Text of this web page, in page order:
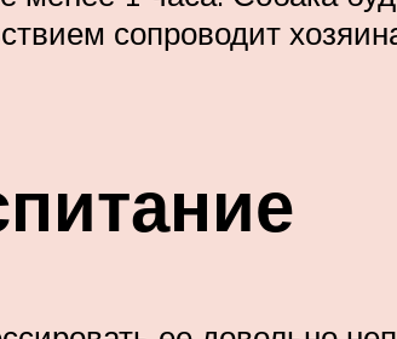
сопроводит